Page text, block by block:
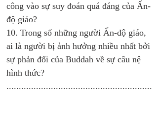
công vào sự suy đoán quá đáng của Ấn-
độ giáo?
10. Trong số những người Ấn-độ giáo,
ai là người bị ảnh hưởng nhiều nhất bởi
sự phản đối của Buddah về sự câu nệ
hình thức?
...........................................................